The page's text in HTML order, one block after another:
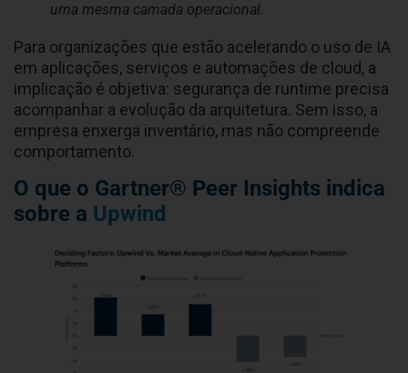
uma mesma camada operacional.
Para organizações que estão acelerando o uso de IA
em aplicações, serviços e automações de cloud, a
implicação é objetiva: segurança de runtime precisa
acompanhar a evolução da arquitetura. Sem isso, a
empresa enxerga inventário, mas não compreende
comportamento.
O que o Gartner® Peer Insights indica
sobre a Upwind